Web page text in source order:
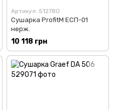
Артикул: 512780
Сушарка ProfitM ЕСП-01
нерж.
10 118 грн